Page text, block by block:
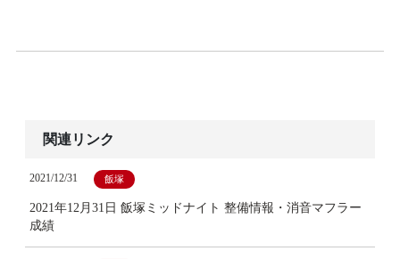
関連リンク
2021/12/31 飯塚
2021年12月31日 飯塚ミッドナイト 整備情報・消音マフラー
成績